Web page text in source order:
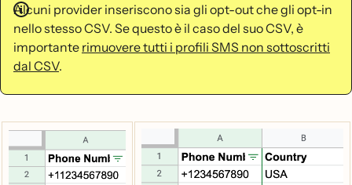
Alcuni provider inseriscono sia gli opt-out che gli opt-in
nello stesso CSV. Se questo è il caso del suo CSV, è
importante rimuovere tutti i profili SMS non sottoscritti
dal CSV.